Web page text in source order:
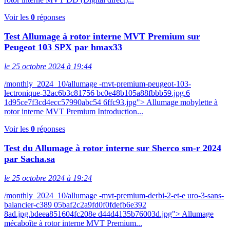
Voir les 0 réponses
Test Allumage à rotor interne MVT Premium sur
Peugeot 103 SPX par hmax33
le 25 octobre 2024 à 19:44
/monthly_2024_10/allumage -mvt-premium-peugeot-103-
lectronique-32ac6b3c81756 bc0e48b105a88fbbb59.jpg.6
1d95ce7f3cd4ecc57990abc54 6ffc93.jpg"> Allumage mobylette à
rotor interne MVT Premium Introduction...
Voir les 0 réponses
Test du Allumage à rotor interne sur Sherco sm-r 2024
par Sacha.sa
le 25 octobre 2024 à 19:24
/monthly_2024_10/allumage -mvt-premium-derbi-2-et-e uro-3-sans-
balancier-c389 05baf2c2a9fd0f0fdefb6e392
8ad.jpg.bdeea851604fc208e d44d4135b76003d.jpg"> Allumage
mécaboîte à rotor interne MVT Premium...